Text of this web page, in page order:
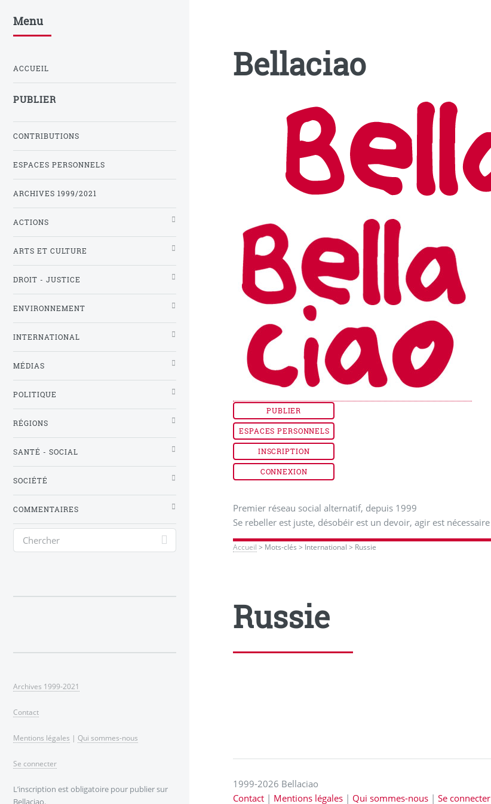
Bellaciao
PUBLIER
ESPACES PERSONNELS
INSCRIPTION
CONNEXION
Premier réseau social alternatif, depuis 1999
Se rebeller est juste, désobéir est un devoir, agir est nécessaire
Accueil > Mots-clés > International > Russie
Russie
1999-2026 Bellaciao
Contact | Mentions légales | Qui sommes-nous |Se connecter
Menu
ACCUEIL
PUBLIER
CONTRIBUTIONS
ESPACES PERSONNELS
ARCHIVES 1999/2021
ACTIONS
ARTS ET CULTURE
DROIT - JUSTICE
ENVIRONNEMENT
INTERNATIONAL
MÉDIAS
POLITIQUE
RÉGIONS
SANTÉ - SOCIAL
SOCIÉTÉ
COMMENTAIRES
Archives 1999-2021
Contact
Mentions légales | Qui sommes-nous
Se connecter
L’inscription est obligatoire pour publier sur